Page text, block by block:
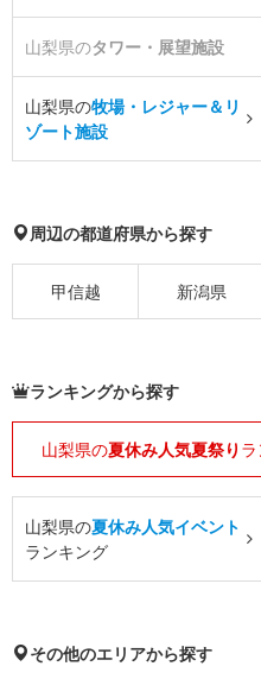
山梨県のタワー・展望施設
山梨県の牧場・レジャー＆リ
ゾート施設
周辺の都道府県から探す
甲信越 新潟県
ランキングから探す
山梨県の夏休み人気夏祭り
山梨県の夏休み人気イベント
ランキング
その他のエリアから探す